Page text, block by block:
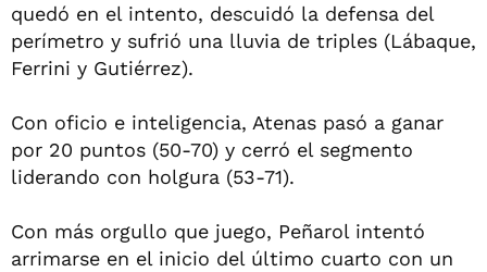
quedó en el intento, descuidó la defensa del
perímetro y sufrió una lluvia de triples (Lábaque,
Ferrini y Gutiérrez).
Con oficio e inteligencia, Atenas pasó a ganar
por 20 puntos (50-70) y cerró el segmento
liderando con holgura (53-71).
Con más orgullo que juego, Peñarol intentó
arrimarse en el inicio del último cuarto con un